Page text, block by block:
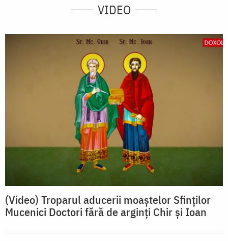
VIDEO
(Video) Troparul aducerii moaștelor Sfinților
Mucenici Doctori fără de arginți Chir și Ioan